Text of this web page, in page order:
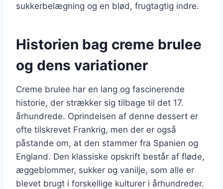
sukkerbelægning og en blød, frugtagtig indre.
Historien bag creme brulee
og dens variationer
Creme brulee har en lang og fascinerende
historie, der strækker sig tilbage til det 17.
århundrede. Oprindelsen af denne dessert er
ofte tilskrevet Frankrig, men der er også
påstande om, at den stammer fra Spanien og
England. Den klassiske opskrift består af fløde,
æggeblommer, sukker og vanilje, som alle er
blevet brugt i forskellige kulturer i århundreder.